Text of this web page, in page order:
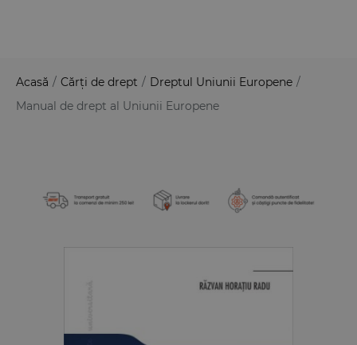
Acasă / Cărți de drept / Dreptul Uniunii Europene /
Manual de drept al Uniunii Europene